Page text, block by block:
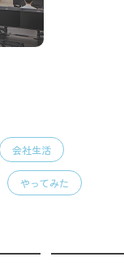
会社生活
やってみた